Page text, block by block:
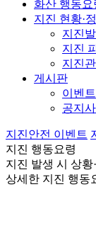
화산 행동요
지진 현황·
지진
지진
지진
게시판
이벤트
공지
지진안전 이벤트
지진 행동요령
지진 발생 시 상
상세한 지진 행동